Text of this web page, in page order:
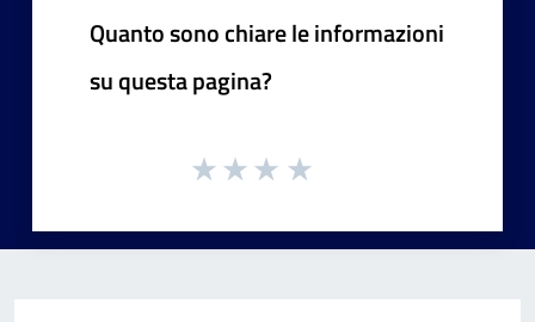
Quanto sono chiare le informazioni
su questa pagina?